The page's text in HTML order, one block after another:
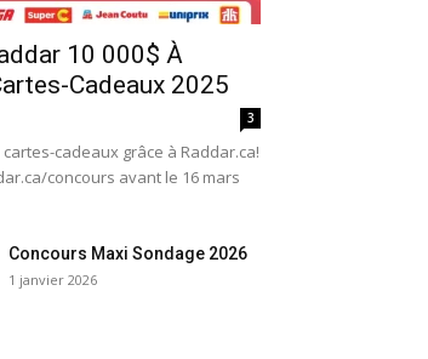
10 000$ À
Cadeaux 2025
3
cartes-cadeaux grâce à Raddar.ca!
concours avant le 16 mars
Concours Maxi Sondage 2026
1 janvier 2026